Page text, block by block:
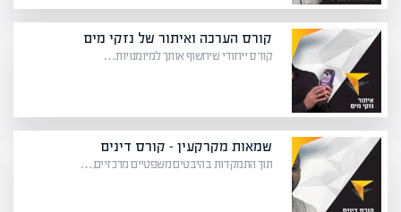
קורס הערכה ואיתור של נזקי מים
קורס ייחודי שיחשוף אותך למיומנויות…
שמאות מקרקעין – קורס דינים
תוך התמקדות בהיבטים משפטיים מרכזיים,…